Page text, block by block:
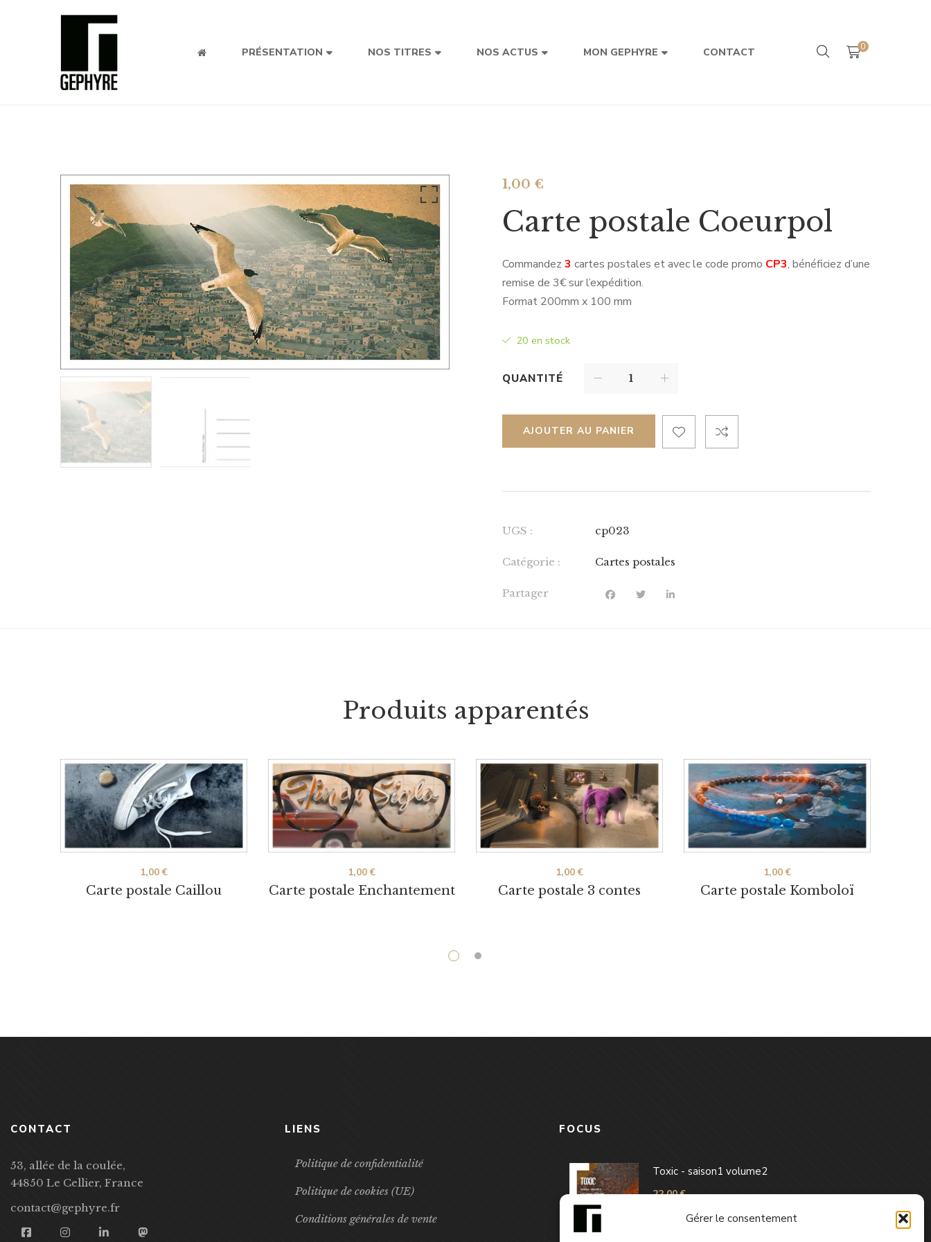
Gérer le consentement
PRÉSENTATION NOS TITRES NOS ACTUS MON GEPHYRE CONTACT 0
1,00 €
Carte postale Coeurpol
Commandez3 cartes postales et avec le code promo CP3, bénéficiez d’une
remise de 3€ sur l’expédition.
Format 200mm x 100 mm
20 en stock
QUANTITÉ
AJOUTER AU PANIER
UGS : cp023
Catégorie : Cartes postales
Partager
Produits apparentés
Carte postale Caillou
1,00€
Carte postale Enchantement
1,00€
Carte postale 3 contes
1,00€
Carte postale Komboloï
1,00€
CONTACT
53, allée de la coulée,
44850 Le Cellier, France
contact@gephyre.fr
LIENS
Politique de confidentialité
Politique de cookies (UE)
Conditions générales de vente
FOCUS
Toxic - saison1 volume2
22,00€